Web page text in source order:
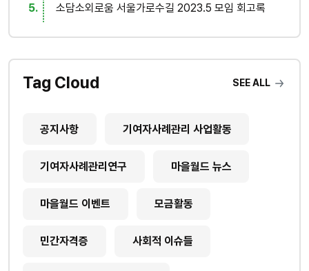
소담소외로움 서울가로수길 2023.5 모임 회고록
Tag Cloud SEE ALL
공지사항 기여자사례관리 사업활동
기여자사례관리연구 마을월드 뉴스
마을월드 이벤트 모금활동
민간자격증 사회적 이슈들